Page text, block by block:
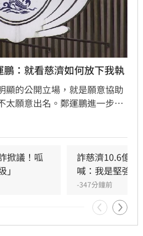
：就看慈濟如何放下我執
顯的公開立場，就是願意協助
太願意出名。鄭運鵬進一步指
台積電不同的地方在於慈濟本
濟在當時的採購過程中幾乎沒
濟在當年是最常表態的，顯然
這麼大金額的重要採購上，慈
予重要的角色，原因不明。
掀議！呱
詐慈濟10.6億！
喊：我是堅強的
-347分鐘前